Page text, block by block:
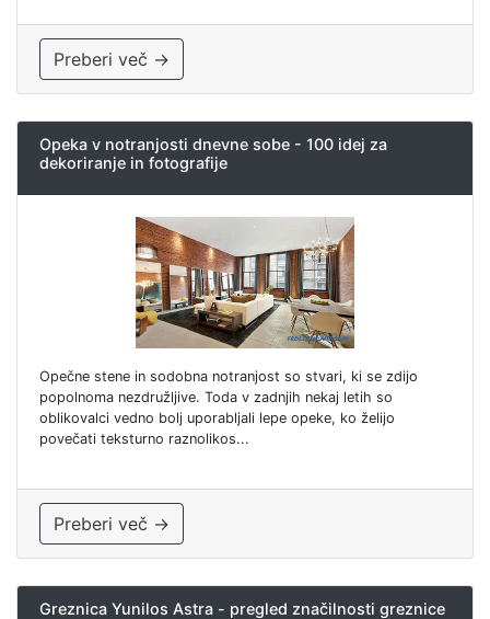
Preberi več →
Opeka v notranjosti dnevne sobe - 100 idej za
dekoriranje in fotografije
Opečne stene in sodobna notranjost so stvari, ki se zdijo
popolnoma nezdružljive. Toda v zadnjih nekaj letih so
oblikovalci vedno bolj uporabljali lepe opeke, ko želijo
povečati teksturno raznolikos...
Preberi več →
Greznica Yunilos Astra - pregled značilnosti greznice